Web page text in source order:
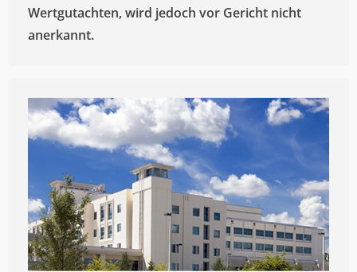
Wertgutachten, wird jedoch vor Gericht nicht
anerkannt.